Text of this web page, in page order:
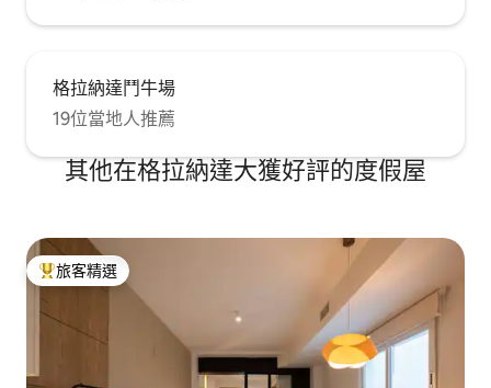
門、瓷磚、大理石樓梯……唯一的改動/改
人風格的想法。只有獨一無二且由自己製
作的物品才能帶來這種感覺。我們希望這
裡能令人感到親切，並將我們對這個從無
到有的專案所投入的熱情傳遞給房客。所
以我們開始著手工作。我們製作家具、製
到成為今天的公寓。
格拉納達鬥牛場
19位當地人推薦
其他在格拉納達大獲好評的度假屋
旅客精選榜首
旅客精選